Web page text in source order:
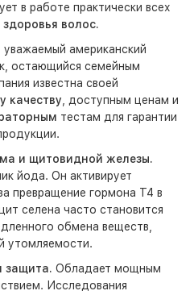
в работе практически всех
волос.
американский
остающийся семейным
известна своей
качеству , доступным ценам и
тестам для гарантии
и щитовидной железы.
йода. Он активирует
превращение гормона Т4 в
селена часто становится
обмена веществ,
утомляемости.
защита. Обладает мощным
Исследования